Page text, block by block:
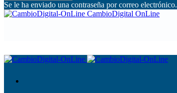
Se le ha enviado una contraseña por correo electrónico.
CambioDigital OnLine